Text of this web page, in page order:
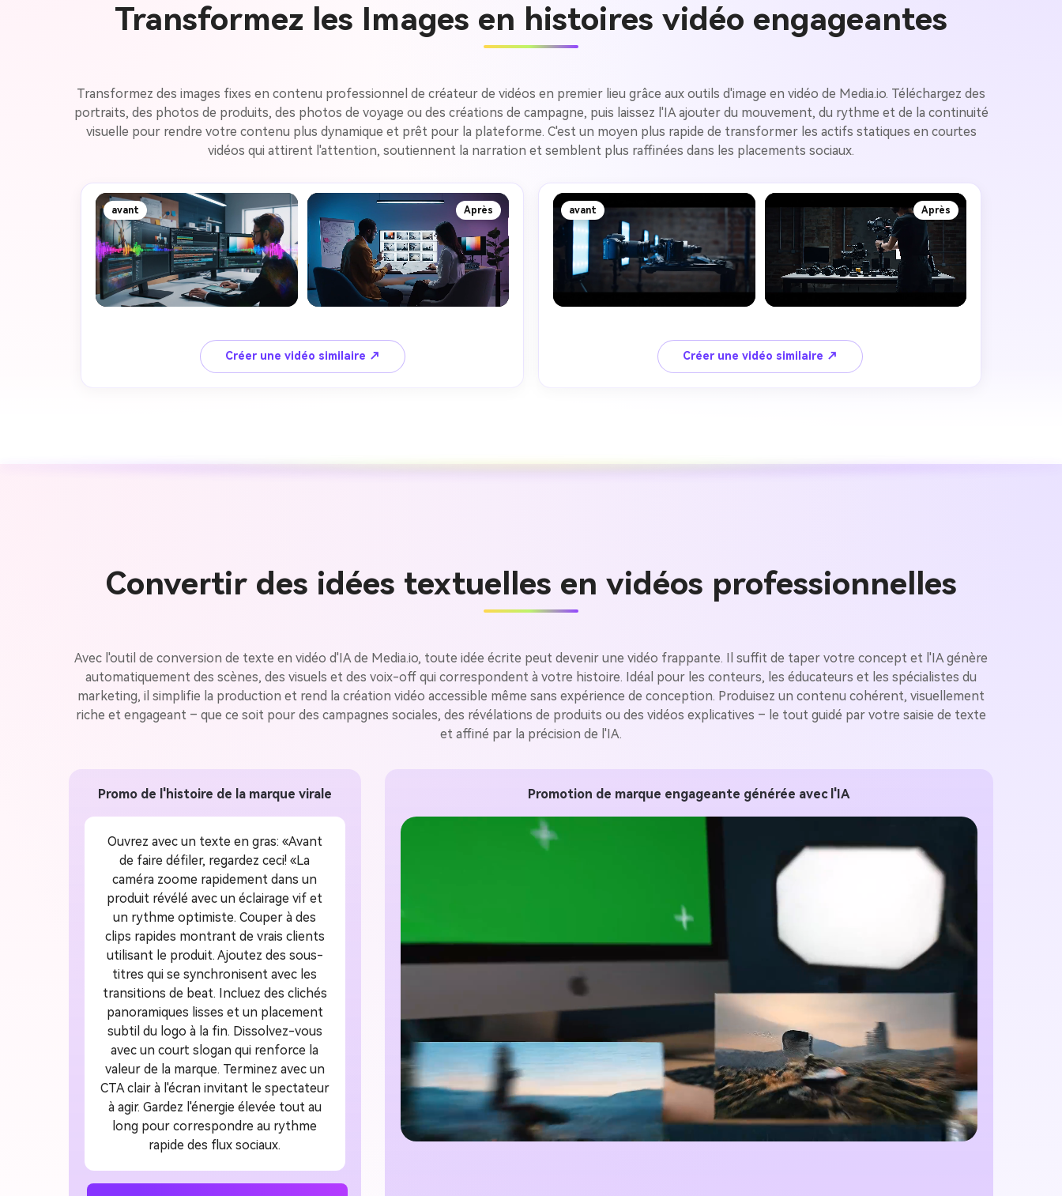
Transformez les Images en histoires vidéo engageantes
Transformez des images fixes en contenu professionnel de créateur de vidéos en premier lieu grâce aux outils d'image en vidéo de Media.io. Téléchargez des
portraits, des photos de produits, des photos de voyage ou des créations de campagne, puis laissez l'IA ajouter du mouvement, du rythme et de la continuité
visuelle pour rendre votre contenu plus dynamique et prêt pour la plateforme. C'est un moyen plus rapide de transformer les actifs statiques en courtes
vidéos qui attirent l'attention, soutiennent la narration et semblent plus raffinées dans les placements sociaux.
avant Après
Créer une vidéo similaire ↗
avant Après
Créer une vidéo similaire ↗
Convertir des idées textuelles en vidéos professionnelles
Avec l'outil de conversion de texte en vidéo d'IA de Media.io, toute idée écrite peut devenir une vidéo frappante. Il suffit de taper votre concept et l'IA génère
automatiquement des scènes, des visuels et des voix-off qui correspondent à votre histoire. Idéal pour les conteurs, les éducateurs et les spécialistes du
marketing, il simplifie la production et rend la création vidéo accessible même sans expérience de conception. Produisez un contenu cohérent, visuellement
riche et engageant – que ce soit pour des campagnes sociales, des révélations de produits ou des vidéos explicatives – le tout guidé par votre saisie de texte
et affiné par la précision de l'IA.
Promo de l'histoire de la marque virale
Ouvrez avec un texte en gras: «Avant
de faire défiler, regardez ceci! «La
caméra zoome rapidement dans un
produit révélé avec un éclairage vif et
un rythme optimiste. Couper à des
clips rapides montrant de vrais clients
utilisant le produit. Ajoutez des sous-
titres qui se synchronisent avec les
transitions de beat. Incluez des clichés
panoramiques lisses et un placement
subtil du logo à la fin. Dissolvez-vous
avec un court slogan qui renforce la
valeur de la marque. Terminez avec un
CTA clair à l'écran invitant le spectateur
à agir. Gardez l'énergie élevée tout au
long pour correspondre au rythme
rapide des flux sociaux.
Promotion de marque engageante générée avec l'IA
Créez des images IA
à l’infini. 100 %
gratuit!
Créer Gratuitement →